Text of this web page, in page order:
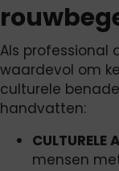
Als professional
waardevol om
culturele
handvatten:
CULTURELE
mensen